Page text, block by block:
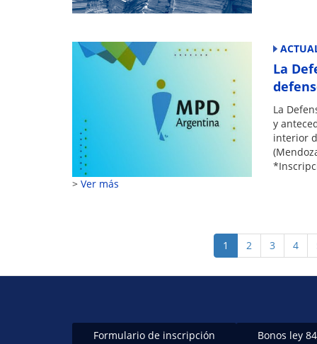
La
La
y
interior
Ver más
Página
actual
1 Page
2 Page
3 Page
4
Formulario de inscripción Bonos ley